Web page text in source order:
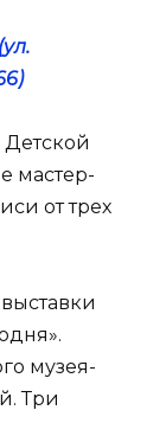
мастер-
от трех
музея-
Три